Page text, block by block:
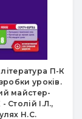
П-К
уроків.
майстер-
Столій І.Л.,
Н.С.